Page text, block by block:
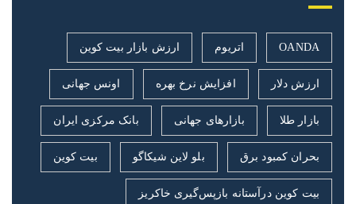
OANDA اتریوم ارزش بازار بیت کوین
ارزش دلار افزایش نرخ بهره اونس جهانی
بازار طلا بازارهای جهانی بانک مرکزی ایران
بحران کمبود برق بلو لاین شیکاگو بیت کوین
بیت کوین درآستانه بازپس‌گیری خاکریز